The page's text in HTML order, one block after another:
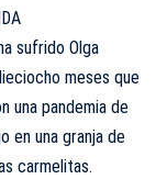
sufrido Olga
meses que
una pandemia de
en una granja de
carmelitas.